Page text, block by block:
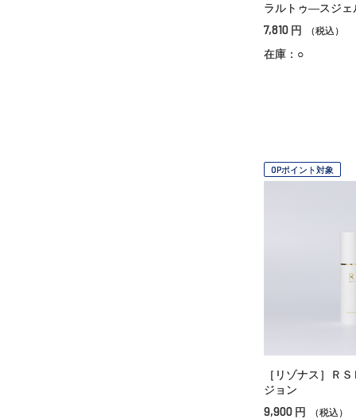
ラルトゥ―スジ
7,810 円 （税込）
在庫：○
OPポイント対象
［リゾナス］Ｒ
ジョン
9,900 円 （税込）